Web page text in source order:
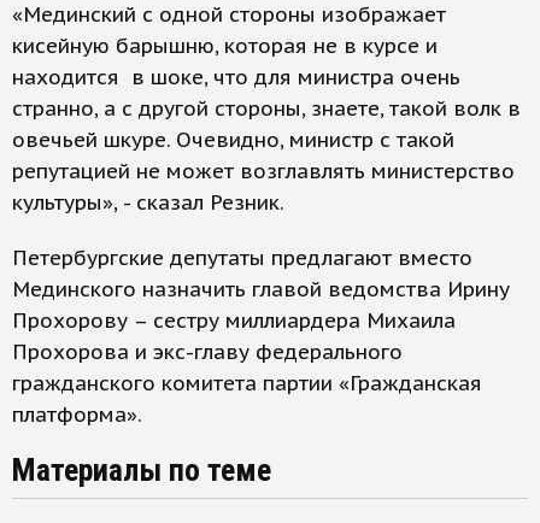
«Мединский с одной стороны изображает
кисейную барышню, которая не в курсе и
находится в шоке, что для министра очень
странно, а с другой стороны, знаете, такой волк в
овечьей шкуре. Очевидно, министр с такой
репутацией не может возглавлять министерство
культуры», - сказал Резник.
Петербургские депутаты предлагают вместо
Мединского назначить главой ведомства Ирину
Прохорову – сестру миллиардера Михаила
Прохорова и экс-главу федерального
гражданского комитета партии «Гражданская
платформа».
Материалы по теме